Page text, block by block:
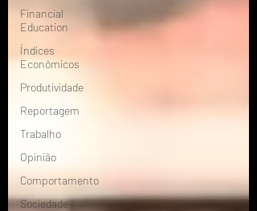
Financial
Education
Índices
Econômicos
Produtividade
Reportagem
Trabalho
Opinião
Comportamento
Sociedade